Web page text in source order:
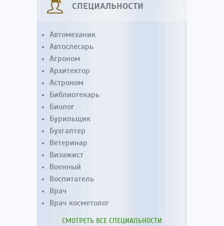
СПЕЦИАЛЬНОСТИ
Автомеханик
Автослесарь
Агроном
Архитектор
Астроном
Библиотекарь
Биолог
Бурильщик
Бухгалтер
Ветеринар
Визажист
Военный
Воспитатель
Врач
Врач косметолог
СМОТРЕТЬ ВСЕ СПЕЦИАЛЬНОСТИ